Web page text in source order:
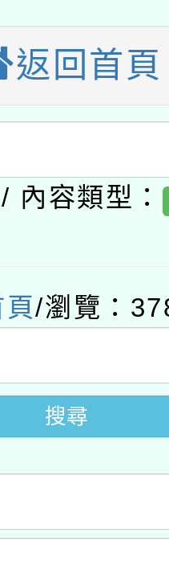
」
公告(無人
學行動站研
業研習
工智慧
講師名單
與教學軟
應申請許可
水利署委託
院辦理「
位及節水達
日(星期六
祈福系列
」
地景藝術
返回首頁
容類型：
頁/瀏覽：
搜尋